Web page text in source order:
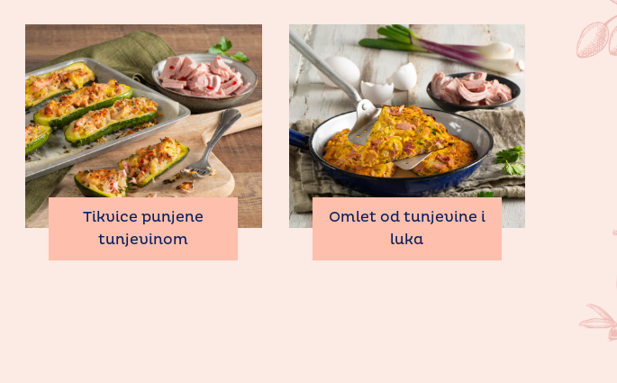
Tikvice punjene
tunjevinom
Omlet od tunjevine i
luka